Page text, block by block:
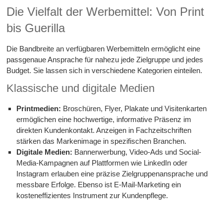
Die Vielfalt der Werbemittel: Von Print
bis Guerilla
Die Bandbreite an verfügbaren Werbemitteln ermöglicht eine
passgenaue Ansprache für nahezu jede Zielgruppe und jedes
Budget. Sie lassen sich in verschiedene Kategorien einteilen.
Klassische und digitale Medien
Printmedien: Broschüren, Flyer, Plakate und Visitenkarten
ermöglichen eine hochwertige, informative Präsenz im
direkten Kundenkontakt. Anzeigen in Fachzeitschriften
stärken das Markenimage in spezifischen Branchen.
Digitale Medien: Bannerwerbung, Video-Ads und Social-
Media-Kampagnen auf Plattformen wie LinkedIn oder
Instagram erlauben eine präzise Zielgruppenansprache und
messbare Erfolge. Ebenso ist E-Mail-Marketing ein
kosteneffizientes Instrument zur Kundenpflege.